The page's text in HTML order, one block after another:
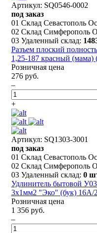
Артикул: SQ0546-0002
под заказ
01 Склад Севастополь
02 Склад Симферополь
03 Удаленный склад:
Разъем плоский
1,25-187 красный
Розничная цена
276 руб.
–
+
Артикул: SQ1303-3001
под заказ
01 Склад Севастополь
02 Склад Симферополь
03 Удаленный склад: 0
Удлинитель бытовой
3х1мм2 "Эко" (бук) 16А/
Розничная цена
1 356 руб.
–